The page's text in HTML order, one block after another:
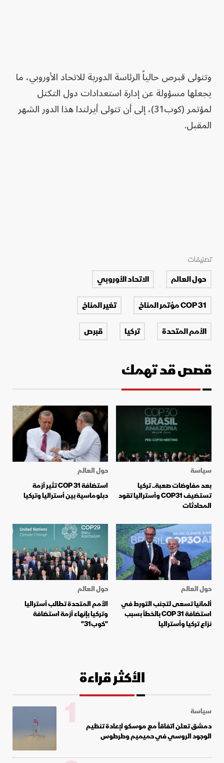
وتتولى قبرص حالياً الرئاسة الدورية للاتحاد الأوروبي، ما
يجعلها مسؤولة عن إدارة استعدادات دول التكتل
‌لمؤتمر (كوب31)، ‌إلى أن تتولى أيرلندا هذا الدور الشهر
المقبل.
تصنيفات
حول العالم
الاتحاد الأوروبي
COP 31 مؤتمر المناخ
تغير المناخ
الأمم المتحدة
تركيا قبرص
قصص قد تهمك
سياسة
بعد مفاوضات صعبة.. تركيا
تستضيف COP31 وأستراليا تقود
المحادثات
حول العالم
استضافة COP 31 تثير أزمة
دبلوماسية بين أستراليا وتركيا
حول العالم
ألمانيا تسعى لتجنب التورط في
استضافة COP 31 بالخطأ بسبب
نزاع تركيا وأستراليا
حول العالم
الأمم المتحدة تطالب أستراليا
وتركيا بإنهاء أزمة استضافة
"كوب31"
الأكثر قراءة
سياسة
دمشق تعلن اتفاقاً مع موسكو لإعادة تنظيم
الوجود الروسي في حميميم وطرطوس
1